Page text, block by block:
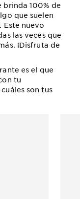
100% de
que suelen
Este nuevo
las veces que
¡Disfruta de
es el que
tu
son tus